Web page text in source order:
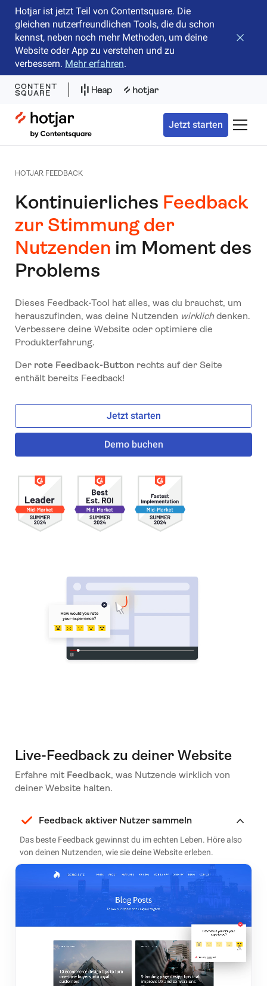
Hotjar ist jetzt Teil von Contentsquare. Die
gleichen nutzerfreundlichen Tools, die du schon
kennst, neben noch mehr Methoden, um deine
Website oder App zu verstehen und zu
verbessern. Mehr erfahren.
Hotjar Logo
Jetzt starten
HOTJAR FEEDBACK
Kontinuierliches Feedback
zur Stimmung der
Nutzenden im Moment des
Problems
Dieses Feedback-Tool hat alles, was du brauchst, um
herauszufinden, was deine Nutzenden wirklichdenken.
Verbessere deine Website oder optimiere die
Produkterfahrung.
Der rote Feedback-Buttonrechts auf der Seite
enthält bereits Feedback!
Jetzt starten
Demo buchen
Live-Feedback zu deiner Website
Erfahre mit Feedback, was Nutzende wirklich von
deiner Website halten.
Feedback aktiver Nutzer sammeln
Das beste Feedback gewinnst du im echten Leben. Höre also
von deinen Nutzenden, wie sie deine Website erleben.